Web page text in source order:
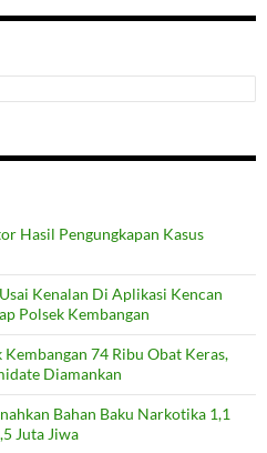
Hasil Pengungkapan Kasus
Kenalan Di Aplikasi Kencan
Polsek Kembangan
74 Ribu Obat Keras,
Diamankan
Bahan Baku Narkotika 1,1
Juta Jiwa